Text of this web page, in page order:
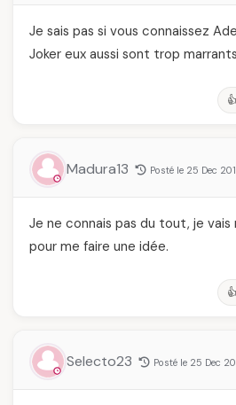
Je sais pas si vous connaissez
Joker eux aussi sont trop marrants
Madura13 Posté le 25 Dec
Je ne connais pas du tout, je vais
pour me faire une idée.
Selecto23 Posté le 25 Dec